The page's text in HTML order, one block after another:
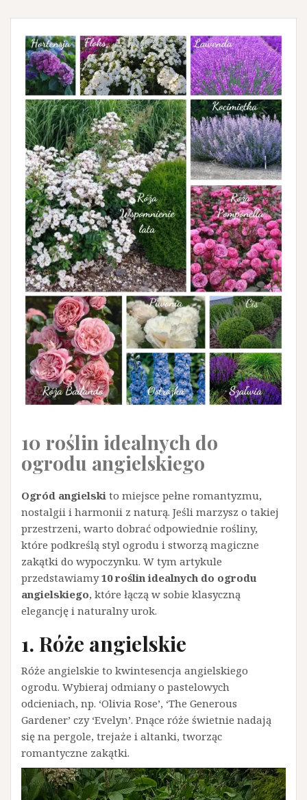
10 roślin idealnych do
ogrodu angielskiego
Ogród angielski to miejsce pełne romantyzmu,
nostalgii i harmonii z naturą. Jeśli marzysz o takiej
przestrzeni, warto dobrać odpowiednie rośliny,
które podkreślą styl ogrodu i stworzą magiczne
zakątki do wypoczynku. W tym artykule
przedstawiamy10 roślin idealnych do ogrodu
angielskiego, które łączą w sobie klasyczną
elegancję i naturalny urok.
1. Róże angielskie
Róże angielskie to kwintesencja angielskiego
ogrodu. Wybieraj odmiany o pastelowych
odcieniach, np. ‘Olivia Rose’, ‘The Generous
Gardener’ czy ‘Evelyn’. Pnące róże świetnie nadają
się na pergole, trejaże i altanki, tworząc
romantyczne zakątki.